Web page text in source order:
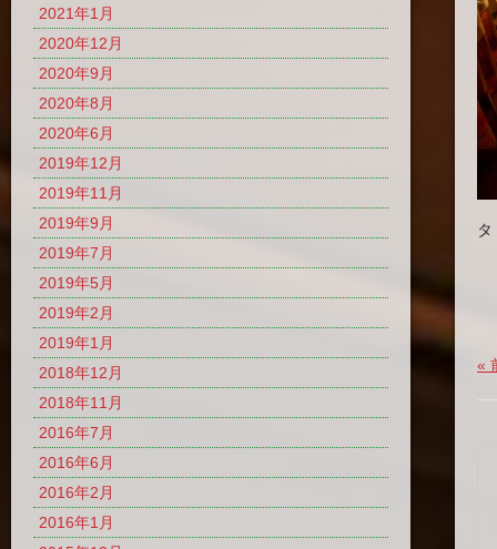
2021年1月
2020年12月
2020年9月
2020年8月
2020年6月
2019年12月
2019年11月
2019年9月
2019年7月
2019年5月
2019年2月
2019年1月
2018年12月
2018年11月
2016年7月
2016年6月
2016年2月
2016年1月
«